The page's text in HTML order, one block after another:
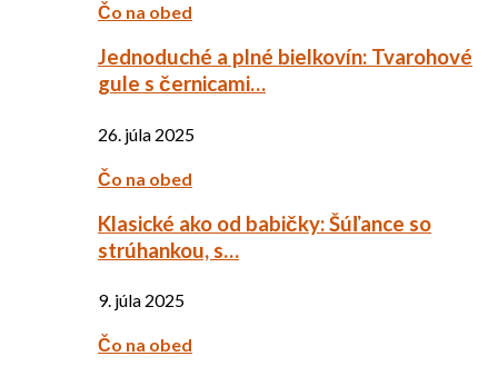
Čo na obed
Jednoduché a plné bielkovín: Tvarohové
gule s černicami…
26. júla 2025
Čo na obed
Klasické ako od babičky: Šúľance so
strúhankou, s…
9. júla 2025
Čo na obed